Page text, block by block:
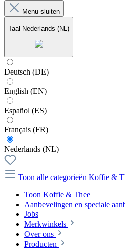
Menu sluiten
Taal Nederlands (NL)
Deutsch (DE)
English (EN)
Español (ES)
Français (FR)
Nederlands (NL)
Toon alle categorieën Koffie &
Toon Koffie & Thee
Aanbevelingen en speciale
Jobs
Merkwinkels
Over ons
Producten